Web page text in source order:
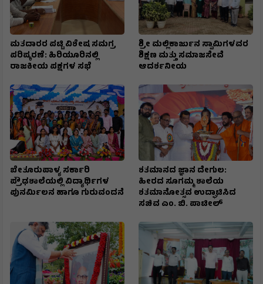
ಮತದಾರರ ಪಟ್ಟಿ ವಿಶೇಷ ಸಮಗ್ರ
ಪರಿಷ್ಕರಣೆ: ಹಿರಿಯೂರಿನಲ್ಲಿ
ರಾಜಕೀಯ ಪಕ್ಷಗಳ ಸಭೆ
ಶ್ರೀ ಮಲ್ಲಿಕಾರ್ಜುನ ಸ್ವಾಮಿಗಳವರ
ಶಿಕ್ಷಣ ಮತ್ತು ಸಮಾಜಸೇವೆ
ಆದರ್ಶನೀಯ
ಬೇತೂರುಪಾಳ್ಯ ಸರ್ಕಾರಿ
ಪ್ರೌಢಶಾಲೆಯಲ್ಲಿ ವಿದ್ಯಾರ್ಥಿಗಳ
ಪುನರ್ಮಿಲನ ಹಾಗೂ ಗುರುವಂದನೆ
ಶತಮಾನದ ಜ್ಞಾನ ದೇಗುಲ:
ಹೀರದ ಸೂಗಮ್ಮ ಶಾಲೆಯ
ಶತಮಾನೋತ್ಸವ ಉದ್ಘಾಟಿಸಿದ
ಸಚಿವ ಎಂ. ಬಿ. ಪಾಟೀಲ್